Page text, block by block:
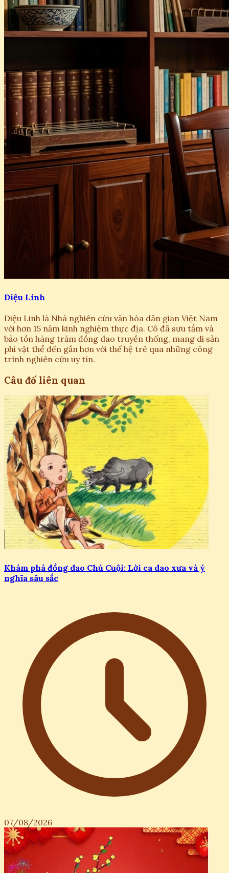
Diệu Linh
Diệu Linh là Nhà nghiên cứu văn hóa dân gian Việt Nam
với hơn 15 năm kinh nghiệm thực địa. Cô đã sưu tầm và
bảo tồn hàng trăm đồng dao truyền thống, mang di sản
phi vật thể đến gần hơn với thế hệ trẻ qua những công
trình nghiên cứu uy tín.
Câu đố liên quan
Khám phá đồng dao Chú Cuội: Lời ca dao xưa và ý
nghĩa sâu sắc
07/08/2026